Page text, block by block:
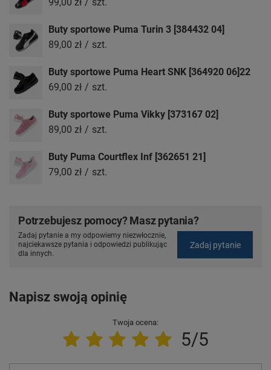
Buty sportowe Puma Turin 3 [384432 04]
89,00 zł / szt.
Buty sportowe Puma Heart SNK [364920 06]22
69,00 zł / szt.
Buty sportowe Puma Vikky [373167 02]
89,00 zł / szt.
Buty Puma Courtflex Inf [362651 21]
79,00 zł / szt.
Potrzebujesz pomocy? Masz pytania?
Zadaj pytanie a my odpowiemy niezwłocznie,
najciekawsze pytania i odpowiedzi publikując
dla innych.
Zadaj pytanie
Napisz swoją opinię
Twoja ocena:
5/5